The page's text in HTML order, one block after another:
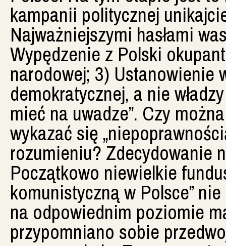
kampanii politycznej
Najważniejszymi hasłami
Wypędzenie z Polski
narodowej; 3) Ustanowienie
demokratycznej, a nie
mieć na uwadze”. Czy
wykazać się
rozumieniu? Zdecydowanie
Początkowo niewielkie
komunistyczną w Polsce”
na odpowiednim poziomie
przypomniano sobie